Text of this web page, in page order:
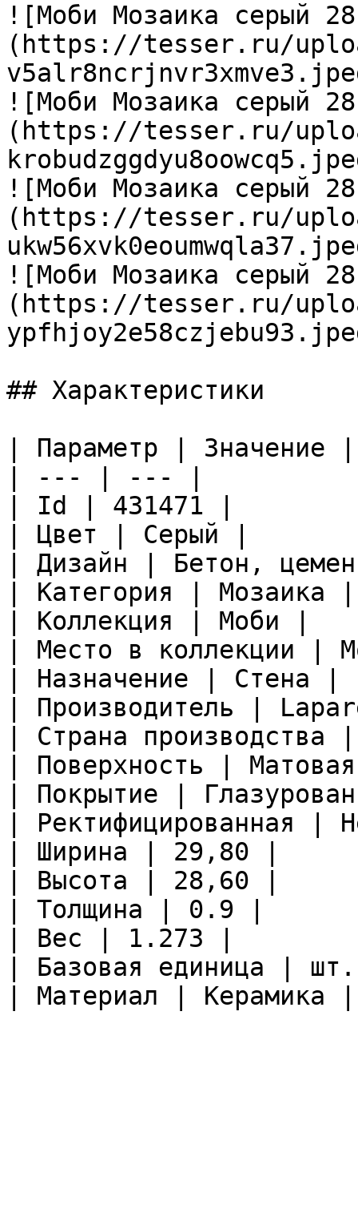
![Моби Мозаика серый
(https://tesser.ru/
![Моби Мозаика серый
(https://tesser.ru/
![Моби Мозаика серый
(https://tesser.ru/
![Моби Мозаика серый
(https://tesser.ru/
## Характеристики
| Параметр | Значение |
| --- | --- |
| Id | 431471 |
| Цвет | Серый |
| Дизайн | Бетон,
| Категория | Мозаика |
| Коллекция | Моби |
| Место в коллекции |
| Назначение | Стена |
| Производитель |
| Страна
| Поверхность |
| Покрытие |
| Ректифицированная |
| Ширина | 29,80 |
| Высота | 28,60 |
| Толщина | 0.9 |
| Вес | 1.273 |
| Базовая единица |
| Материал | Керамика |